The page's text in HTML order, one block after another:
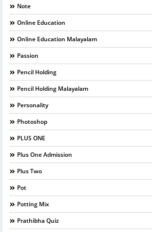
Note
Online Education
Online Education Malayalam
Passion
Pencil Holding
Pencil Holding Malayalam
Personality
Photoshop
PLUS ONE
Plus One Admission
Plus Two
Pot
Potting Mix
Prathibha Quiz